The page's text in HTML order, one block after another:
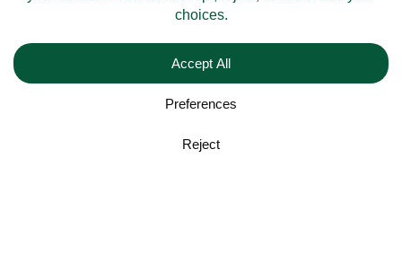
Velomobileworld.com
Web development by